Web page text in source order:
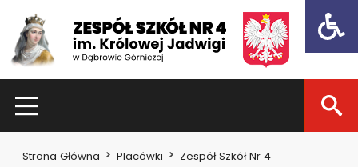
Strona Główna Placówki
Zespół Szkół Nr 4